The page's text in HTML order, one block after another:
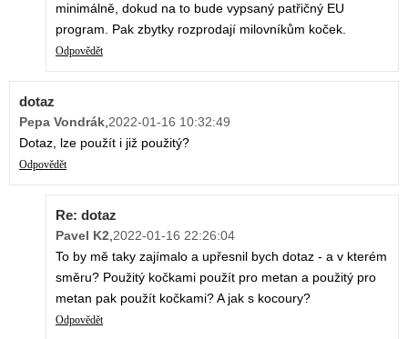
minimálně, dokud na to bude vypsaný patřičný EU
program. Pak zbytky rozprodají milovníkům koček.
Odpovědět
dotaz
Pepa Vondrák,2022-01-16 10:32:49
Dotaz, lze použít i již použitý?
Odpovědět
Re: dotaz
Pavel K2,2022-01-16 22:26:04
To by mě taky zajímalo a upřesnil bych dotaz - a v kterém
směru? Použitý kočkami použít pro metan a použitý pro
metan pak použít kočkami? A jak s kocoury?
Odpovědět